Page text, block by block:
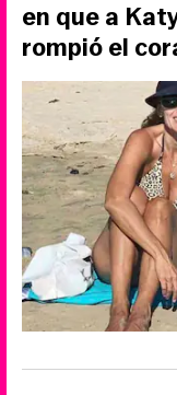
en que a
rompió el